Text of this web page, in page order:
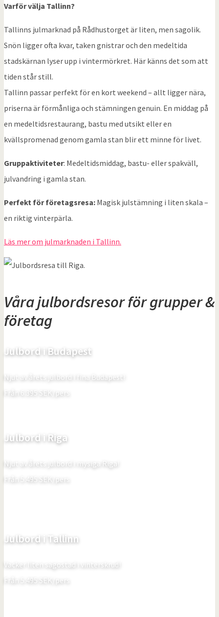
Varför välja Tallinn?
Tallinns julmarknad på Rådhustorget är liten, men sagolik.
Snön ligger ofta kvar, taken gnistrar och den medeltida
stadskärnan lyser upp i vintermörkret. Här känns det som att
tiden står still.
Tallinn passar perfekt för en kort weekend – allt ligger nära,
priserna är förmånliga och stämningen genuin. En middag på
en medeltidsrestaurang, bastu med utsikt eller en
kvällspromenad genom gamla stan blir ett minne för livet.
Gruppaktiviteter: Medeltidsmiddag, bastu- eller spakväll,
julvandring i gamla stan.
Perfekt för företagsresa: Magisk julstämning i liten skala –
en riktig vinterpärla.
Läs mer om julmarknaden i Tallinn.
Våra julbordsresor för grupper &
företag
Julbord i Budapest
Njut av årets julbord i fina Budapest!
Från 6.395 SEK/pers
Julbord i Riga
Njut av årets julbord i mysiga Riga!
Från
5.495 SEK/pers
Julbord i Tallinn
Vacker liten sagostad i vinterskrud!
Från
5.495 SEK/pers